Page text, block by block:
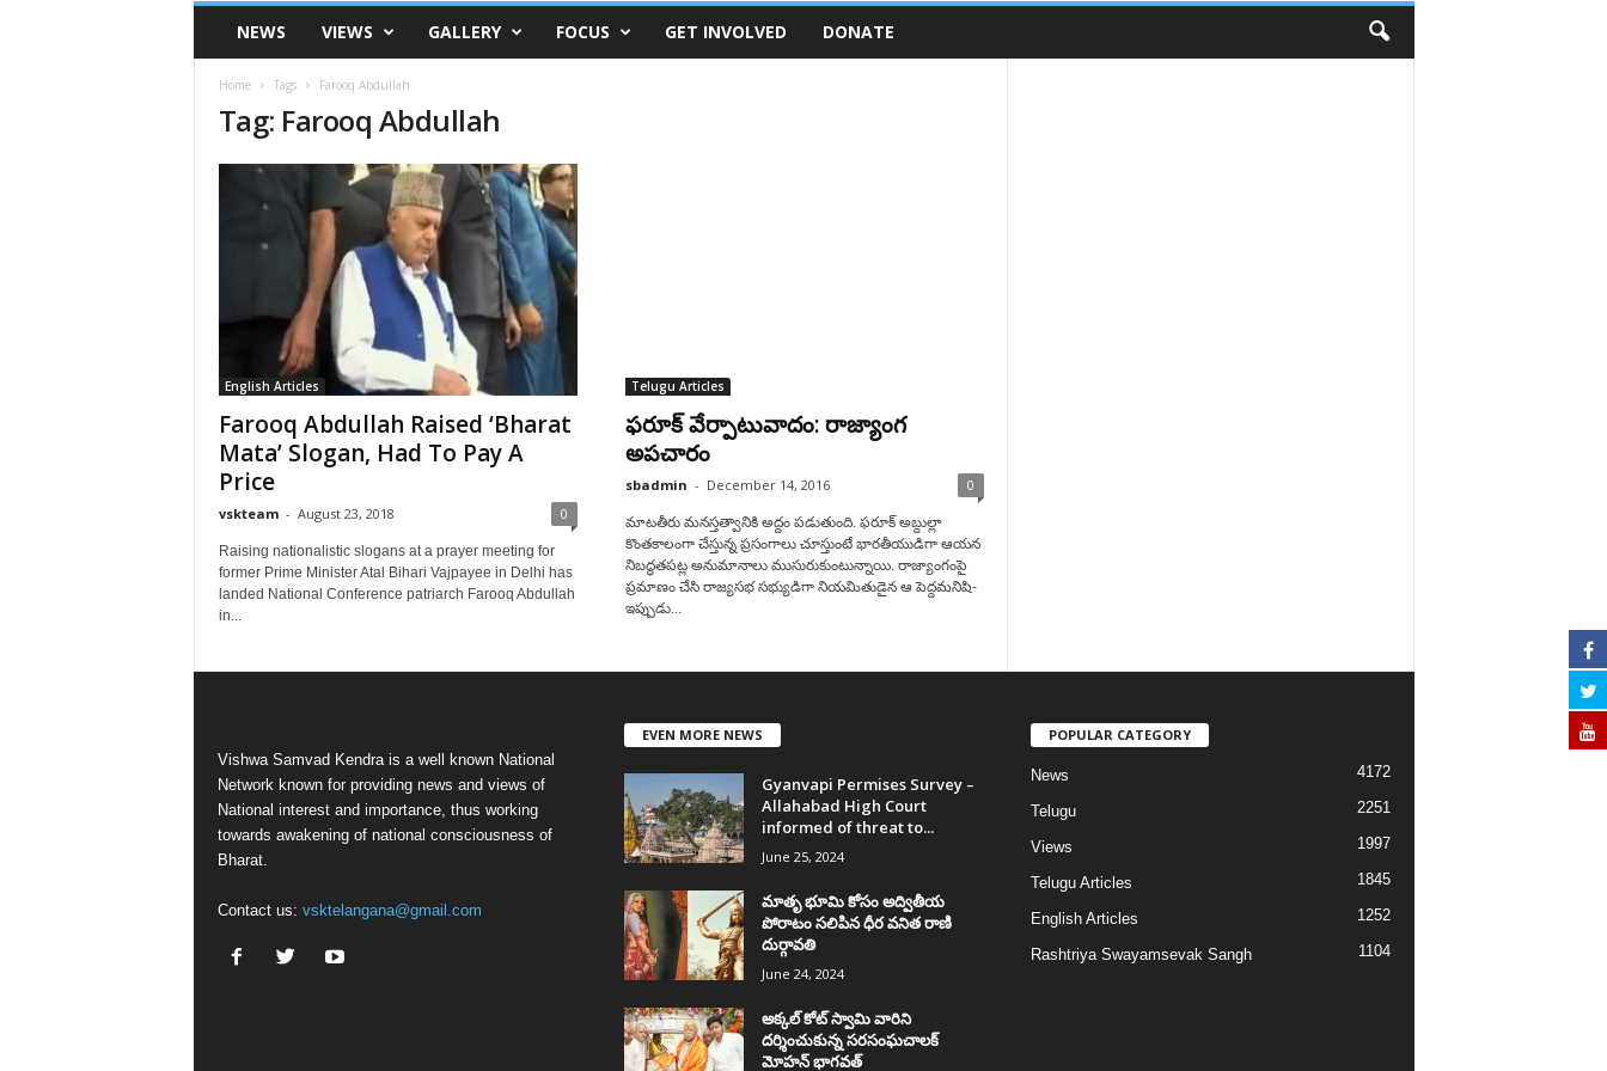
VSK
TelanganaNEWS VIEWS GALLERY FOCUS GET INVOLVED DONATE
Home Tags Farooq Abdullah
Tag: Farooq Abdullah
English Articles
Farooq Abdullah Raised ‘Bharat
Mata’ Slogan, Had To Pay A
Price
vskteam - August 23, 2018 0
Raising nationalistic slogans at a prayer meeting for
former Prime Minister Atal Bihari Vajpayee in Delhi has
landed National Conference patriarch Farooq Abdullah
in...
Telugu Articles
ఫరూక్‌ వేర్పాటువాదం: రాజ్యాంగ
అపచారం
sbadmin - December 14, 2016 0
మాటతీరు మనస్తత్వానికి అద్దం పడుతుంది. ఫరూక్‌ అబ్దుల్లా
కొంతకాలంగా చేస్తున్న ప్రసంగాలు చూస్తుంటే భారతీయుడిగా ఆయన
నిబద్ధతపట్ల అనుమానాలు ముసురుకుంటున్నాయి. రాజ్యాంగంపై
ప్రమాణం చేసి రాజ్యసభ సభ్యుడిగా నియమితుడైన ఆ పెద్దమనిషి-
ఇప్పుడు...
Vishwa Samvad Kendra is a well known National
Network known for providing news and views of
National interest and importance, thus working
towards awakening of national consciousness of
Bharat.
Contact us: vsktelangana@gmail.com
EVEN MORE NEWS
Gyanvapi Permises Survey –
Allahabad High Court
informed of threat to...
June 25, 2024
మాతృ భూమి కోసం అద్వితీయ
పోరాటం సలిపిన ధీర వనిత రాణి
దుర్గావతి
June 24, 2024
అక్కల్‌ కోట్‌ స్వామి వారిని
దర్శించుకున్న సరసంఘచాలక్
మోహన్ భాగవత్
POPULAR CATEGORY
News 4172
Telugu 2251
Views 1997
Telugu Articles 1845
English Articles 1252
Rashtriya Swayamsevak Sangh 1104